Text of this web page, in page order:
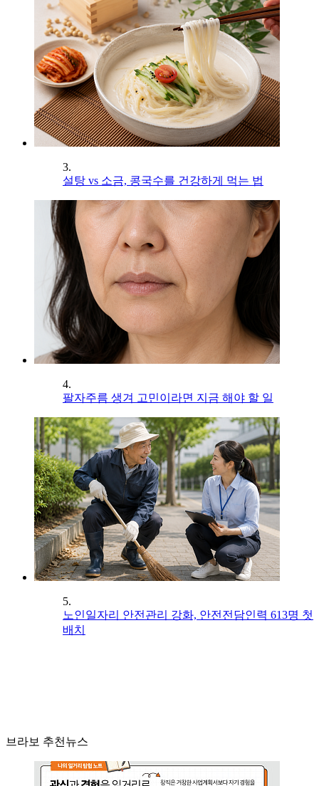
3.
설탕 vs 소금, 콩국수를 건강하게 먹는 법
4.
팔자주름 생겨 고민이라면 지금 해야 할 일
5.
노인일자리 안전관리 강화, 안전전담인력 613명 첫
배치
브라보 추천뉴스